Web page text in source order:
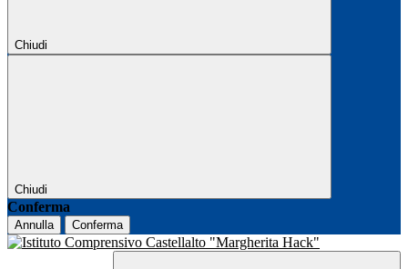
Chiudi
Chiudi
Conferma
Annulla Conferma